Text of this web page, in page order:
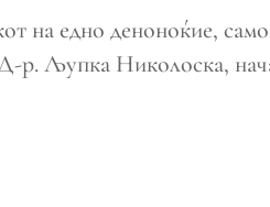
на едно деноноќие,
р. Љупка Николоска,